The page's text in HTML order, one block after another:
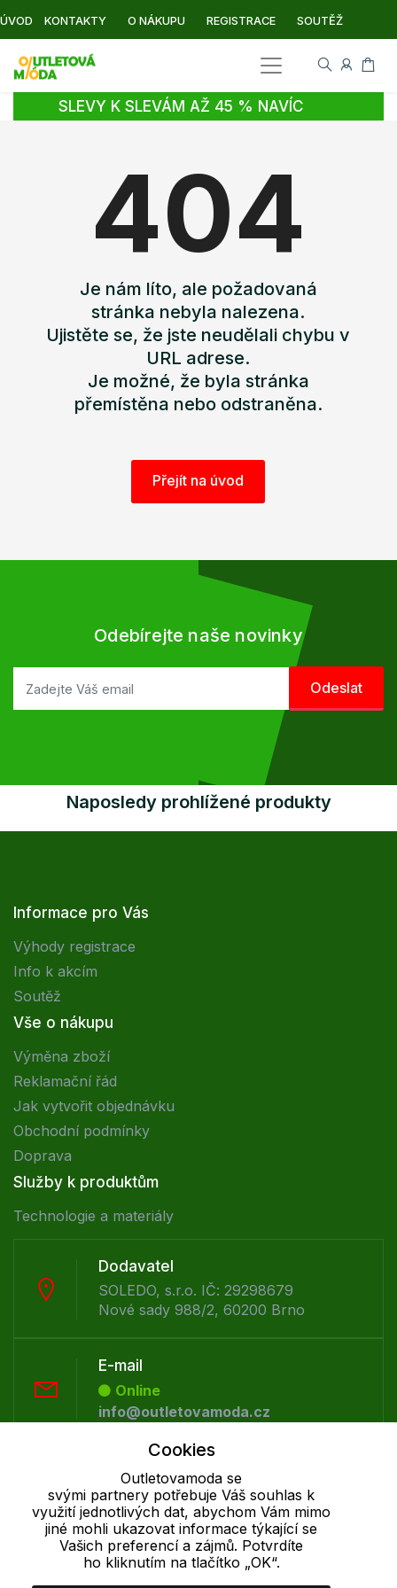
ÚVOD KONTAKTY O NÁKUPU REGISTRACE SOUTĚŽ
SLEVY K SLEVÁM AŽ 45 % NAVÍC
404
Je nám líto, ale požadovaná
stránka nebyla nalezena.
Ujistěte se, že jste neudělali chybu v
URL adrese.
Je možné, že byla stránka
přemístěna nebo odstraněna.
Přejít na úvod
Odebírejte naše novinky
Naposledy prohlížené produkty
Informace pro Vás
Výhody registrace
Info k akcím
Soutěž
Vše o nákupu
Výměna zboží
Reklamační řád
Jak vytvořit objednávku
Obchodní podmínky
Doprava
Služby k produktům
Technologie a materiály
Dodavatel
SOLEDO, s.r.o. IČ: 29298679
Nové sady 988/2, 60200 Brno
E-mail
Online
info@outletovamoda.cz
Offline
+420 530 334 926
Cookie - podrobné nastavení|Další informace|
Cookies
Outletovamoda se
svými partnery potřebuje Váš souhlas k
využití jednotlivých dat, abychom Vám mimo
jiné mohli ukazovat informace týkající se
Vašich preferencí a zájmů. Potvrdíte
ho kliknutím na tlačítko „OK“.